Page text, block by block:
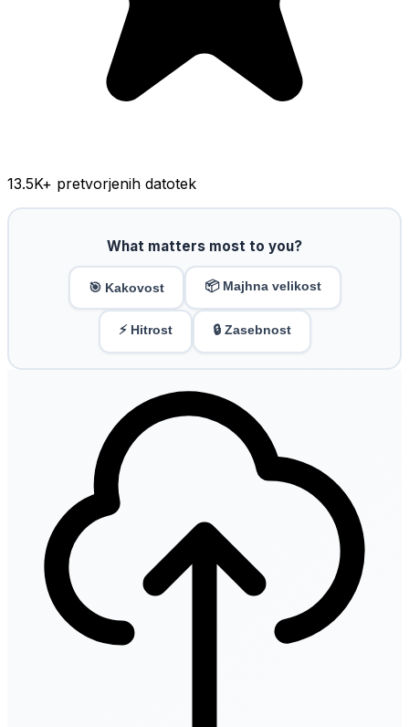
13.5K+ pretvorjenih datotek
What matters most to you?
🎯 Kakovost 📦 Majhna velikost
⚡ Hitrost 🔒 Zasebnost